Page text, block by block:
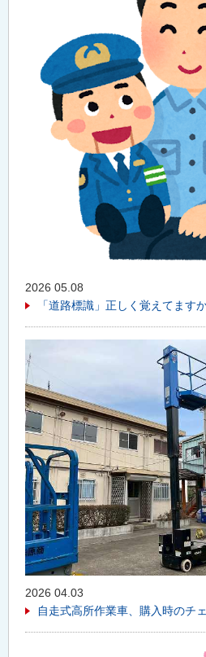
2026 05.08
「道路標識」正しく覚えてます
2026 04.03
自走式高所作業車、購入時のチ